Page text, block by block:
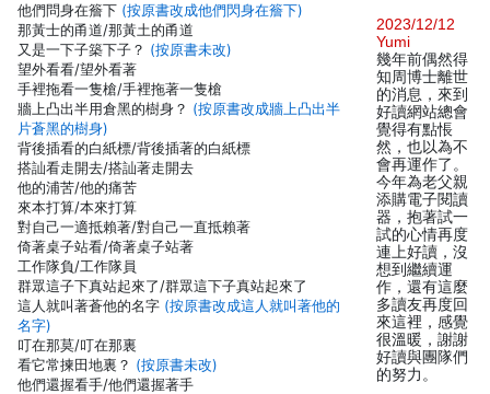
他們問身在簷下 (按原書改成他們閃身在簷下)
那黃士的甬道/那黃土的甬道
又是一下子築下子？ (按原書未改)
望外看看/望外看著
手裡拖看一隻槍/手裡拖著一隻槍
牆上凸出半用倉黑的樹身？ (按原書改成牆上凸出半
片蒼黑的樹身)
背後插看的白紙標/背後插著的白紙標
搭訕看走開去/搭訕著走開去
他的浦苦/他的痛苦
來本打算/本來打算
對自己一適抵賴著/對自己一直抵賴著
倚著桌子站看/倚著桌子站著
工作隊負/工作隊員
群眾這子下真站起來了/群眾這下子真站起來了
這人就叫著蒼他的名字 (按原書改成這人就叫著他的
名字)
叮在那莫/叮在那裏
看它常揀田地裏？ (按原書未改)
他們還握看手/他們還握著手
2023/12/12
Yumi
幾年前偶然得
知周博士離世
的消息，來到
好讀網站總會
覺得有點悵
然，也以為不
會再運作了。
今年為老父親
添購電子閱讀
器，抱著試一
試的心情再度
連上好讀，沒
想到繼續運
作，還有這麼
多讀友再度回
來這裡，感覺
很溫暖，謝謝
好讀與團隊們
的努力。